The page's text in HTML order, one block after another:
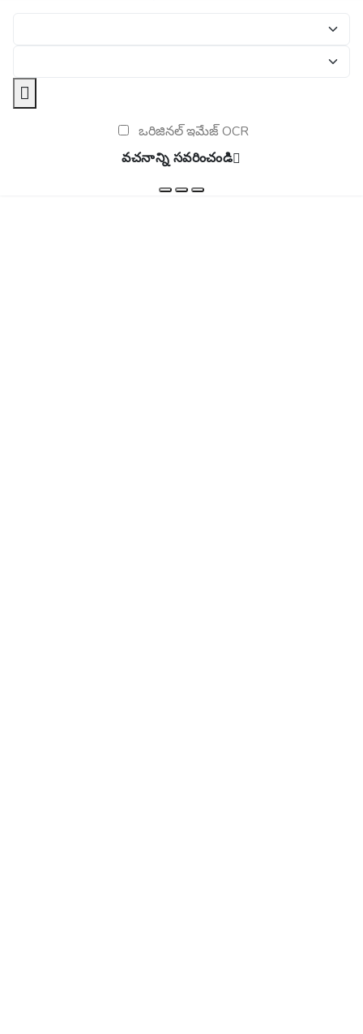
ఒరిజినల్ ఇమేజ్ OCR
వచనాన్ని సవరించండి